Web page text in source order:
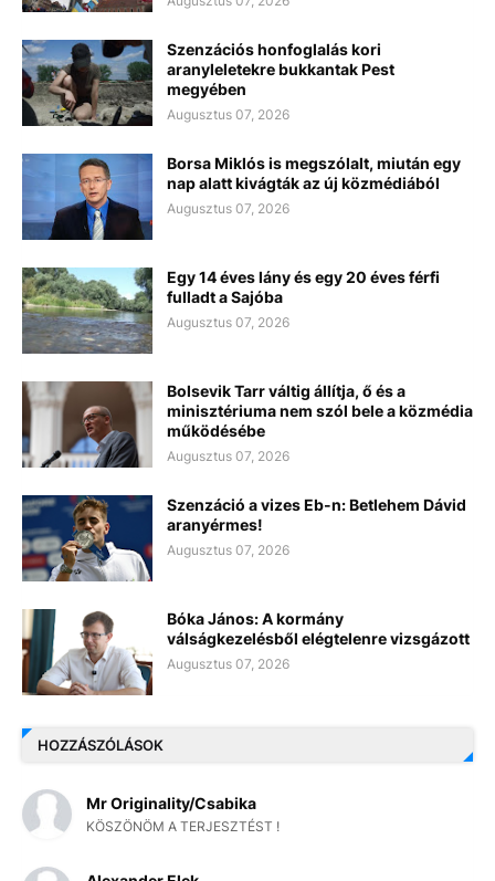
Szenzációs honfoglalás kori
aranyleletekre bukkantak Pest
megyében
Augusztus 07, 2026
Borsa Miklós is megszólalt, miután egy
nap alatt kivágták az új közmédiából
Augusztus 07, 2026
Egy 14 éves lány és egy 20 éves férfi
fulladt a Sajóba
Augusztus 07, 2026
Bolsevik Tarr váltig állítja, ő és a
minisztériuma nem szól bele a közmédia
működésébe
Augusztus 07, 2026
Szenzáció a vizes Eb-n: Betlehem Dávid
aranyérmes!
Augusztus 07, 2026
Bóka János: A kormány
válságkezelésből elégtelenre vizsgázott
Augusztus 07, 2026
HOZZÁSZÓLÁSOK
Mr Originality/Csabika
KÖSZÖNÖM A TERJESZTÉST !